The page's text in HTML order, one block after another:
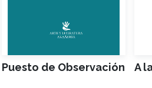
Puesto de Observación A